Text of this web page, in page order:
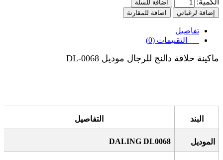
الكمية:
اضافة للسلة
إضافة لرغباتي
اضافة للمقارنة
تفاصيل
التقييمات (0)
ماكينة حلاقة دالنج للرجال موديل DL-0068
البند التفاصيل
الموديل DALING DL0068